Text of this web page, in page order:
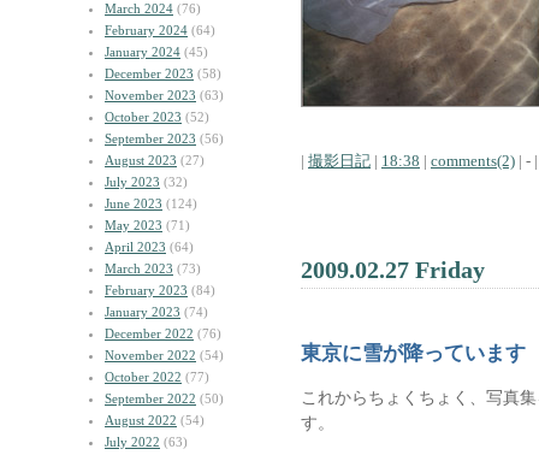
March 2024 (76)
February 2024 (64)
January 2024 (45)
December 2023 (58)
November 2023 (63)
October 2023 (52)
September 2023 (56)
August 2023 (27)
July 2023 (32)
June 2023 (124)
May 2023 (71)
April 2023 (64)
March 2023 (73)
February 2023 (84)
January 2023 (74)
December 2022 (76)
November 2022 (54)
October 2022 (77)
September 2022 (50)
August 2022 (54)
July 2022 (63)
| 撮影日記 | 18:38 | comments(2) | - |
2009.02.27 Friday
東京に雪が降っています
これからちょくちょく、写真
す。